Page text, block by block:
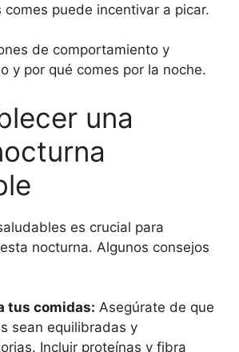
comes puede incentivar a picar.
de comportamiento y
y por qué comes por la noche.
una
es crucial para
nocturna. Algunos consejos
tus comidas: Asegúrate de que
sean equilibradas y
Incluir proteínas y fibra